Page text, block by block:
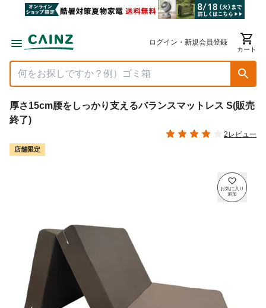
ログイン・新規会員登録
カート
厚さ15cm腰をしっかり支えるバランスマットレス S(販売
終了)
2レビュー
店舗限定